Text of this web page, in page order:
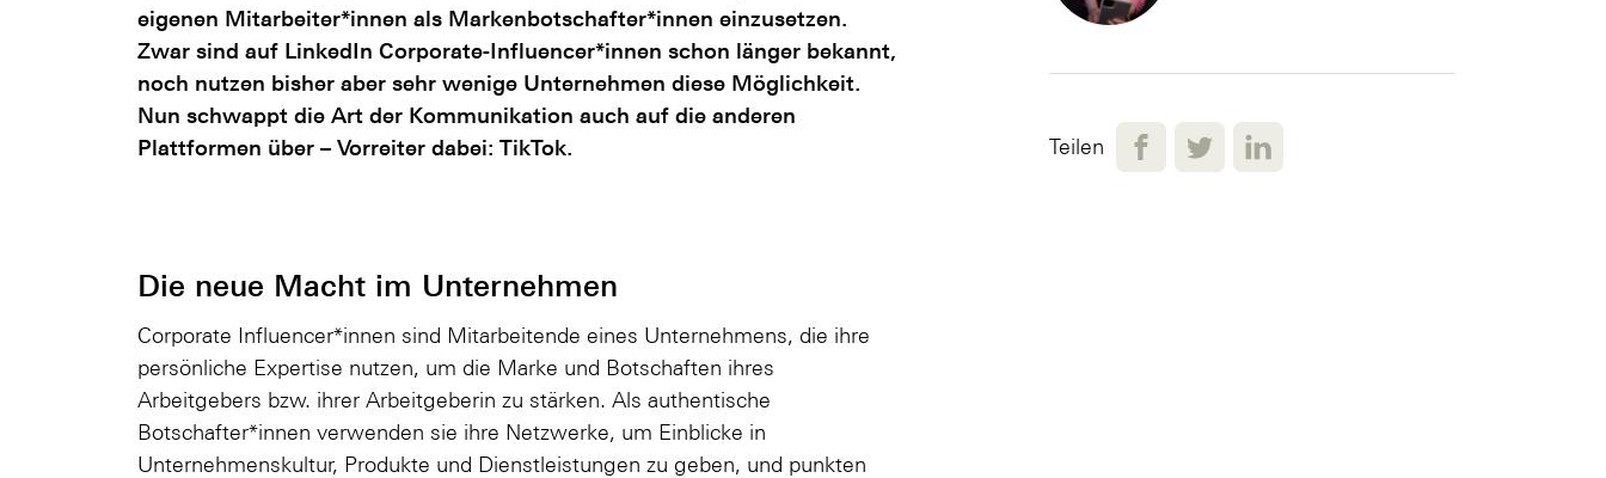
eigenen Mitarbeiter*innen als Markenbotschafter*innen einzusetzen.
Zwar sind auf LinkedIn Corporate-Influencer*innen schon länger bekannt,
noch nutzen bisher aber sehr wenige Unternehmen diese Möglichkeit.
Nun schwappt die Art der Kommunikation auch auf die anderen
Plattformen über – Vorreiter dabei: TikTok.
Die neue Macht im Unternehmen
Corporate Influencer*innen sind Mitarbeitende eines Unternehmens, die ihre
persönliche Expertise nutzen, um die Marke und Botschaften ihres
Arbeitgebers bzw. ihrer Arbeitgeberin zu stärken. Als authentische
Botschafter*innen verwenden sie ihre Netzwerke, um Einblicke in
Unternehmenskultur, Produkte und Dienstleistungen zu geben, und punkten
Teilen